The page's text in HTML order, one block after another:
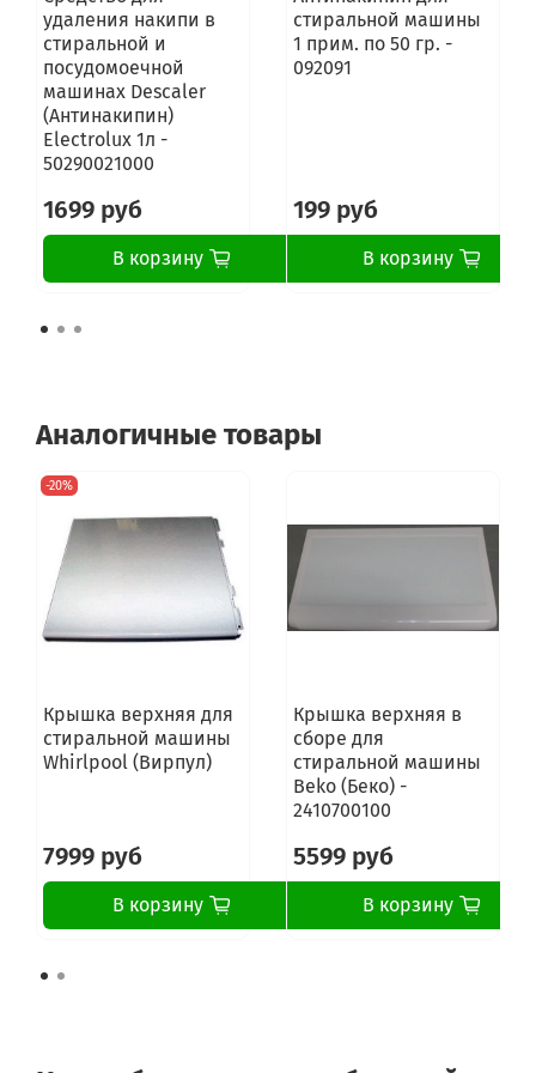
VMSL5081B
WMAQF621PUK
WMAQF621PUKL
WMAQL621PUK
WMSAQG621PUK
WMSD521EU
WMSD600BCIS
WMSD601BCIS
WMSD601BEU
WMSD620BCIS
WMSD621BCIS
WMSEF621PUK
WMSF501UA
WMSF602UA
WMSF6038BCIS
WMSF6080BCIS
WMSF622EU
WMSF622EUL
WMSFG621PUK
WMSG600BCIS
WMSG601PL
WMSG601PLL
WMSG601TK
WMSG602UA
WMSG6051BUA
WMSG605BCIS
WMSG605BUZ
WMSL501PUK
удаления накипи в
стиральной и
посудомоечной
машинах Descaler
(Антинакипин)
Electrolux 1л -
50290021000
1699 руб
В корзину
стиральной машины
1 прим. по 50 гр. -
092091
199 руб
В корзину
Аналогичные товары
-20%
Крышка верхняя для
стиральной машины
Whirlpool (Вирпул)
7999 руб
В корзину
Крышка верхняя в
сборе для
стиральной машины
Beko (Беко) -
2410700100
5599 руб
В корзину